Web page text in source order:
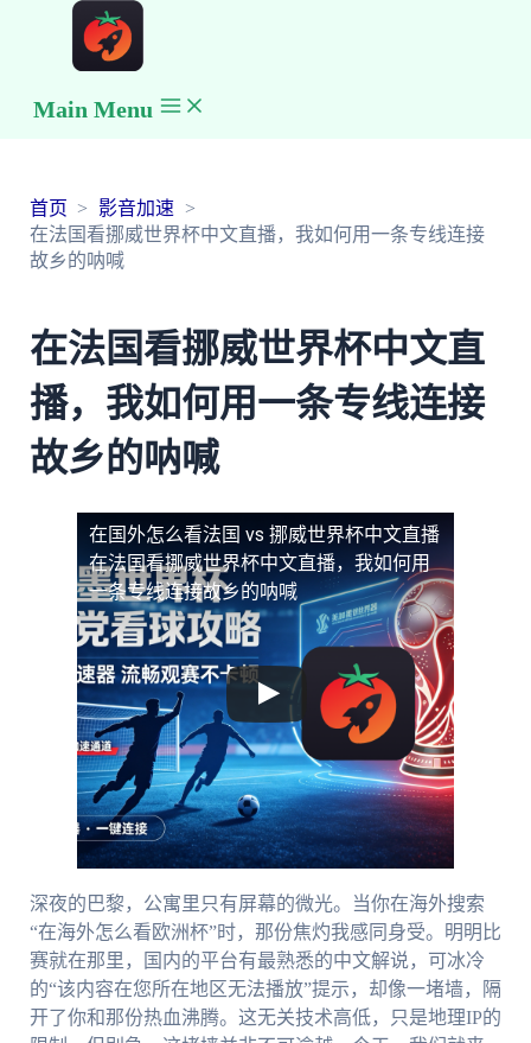
Main Menu
首页
影音加速
在法国看挪威世界杯中文直播，我如何用一条专线连接
故乡的呐喊
在法国看挪威世界杯中文直
播，我如何用一条专线连接
故乡的呐喊
在国外怎么看法国 vs 挪威世界杯中文直播
在法国看挪威世界杯中文直播，我如何用
一条专线连接故乡的呐喊
深夜的巴黎，公寓里只有屏幕的微光。当你在海外搜索
“在海外怎么看欧洲杯”时，那份焦灼我感同身受。明明比
赛就在那里，国内的平台有最熟悉的中文解说，可冰冷
的“该内容在您所在地区无法播放”提示，却像一堵墙，隔
开了你和那份热血沸腾。这无关技术高低，只是地理IP的